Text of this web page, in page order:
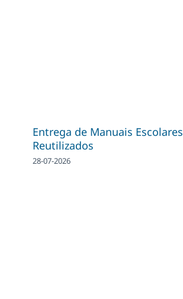
Entrega de Manuais Escolares
Reutilizados
28-07-2026